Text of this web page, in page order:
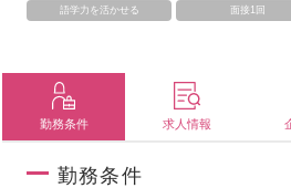
語学力を活かせる 面接1回
勤務条件 求人情報
勤務条件